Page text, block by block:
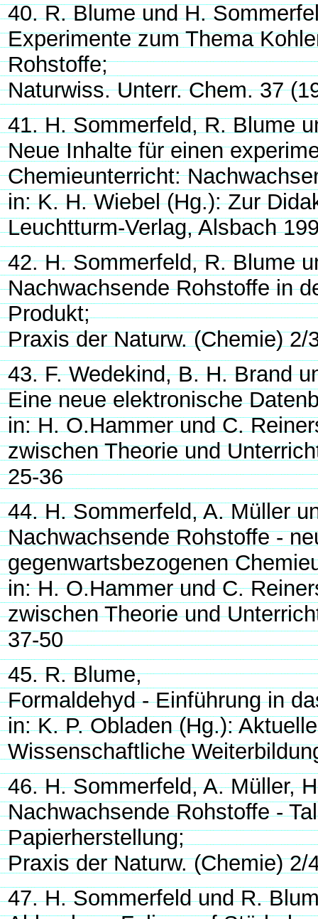
40. R. Blume und H.
Experimente zum Thema
Rohstoffe;
Naturwiss. Unterr. Chem. 37
41. H. Sommerfeld, R. Blume
Neue Inhalte für einen
Chemieunterricht:
in: K. H. Wiebel (Hg.): Zur
Leuchtturm-Verlag, Alsbach
42. H. Sommerfeld, R. Blume
Nachwachsende Rohstoffe in
Produkt;
Praxis der Naturw. (Chemie) 2/
43. F. Wedekind, B. H. Brand
Eine neue elektronische
in: H. O.Hammer und C.
zwischen Theorie und
25-36
44. H. Sommerfeld, A. Müller
Nachwachsende Rohstoffe -
gegenwartsbezogenen
in: H. O.Hammer und C.
zwischen Theorie und
37-50
45. R. Blume,
Formaldehyd - Einführung in
in: K. P. Obladen (Hg.):
Wissenschaftliche
46. H. Sommerfeld, A. Müller,
Nachwachsende Rohstoffe -
Papierherstellung;
Praxis der Naturw. (Chemie) 2/
47. H. Sommerfeld und R.